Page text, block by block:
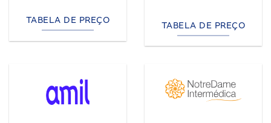
TABELA DE PREÇO TABELA DE PREÇO